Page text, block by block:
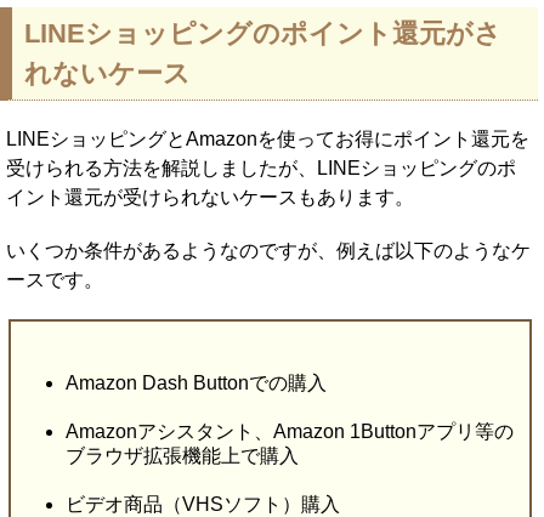
LINEショッピングのポイント還元がさ
れないケース
LINEショッピングとAmazonを使ってお得にポイント還元を
受けられる方法を解説しましたが、LINEショッピングのポ
イント還元が受けられないケースもあります。
いくつか条件があるようなのですが、例えば以下のようなケ
ースです。
Amazon Dash Buttonでの購入
Amazonアシスタント、Amazon 1Buttonアプリ等の
ブラウザ拡張機能上で購入
ビデオ商品（VHSソフト）購入